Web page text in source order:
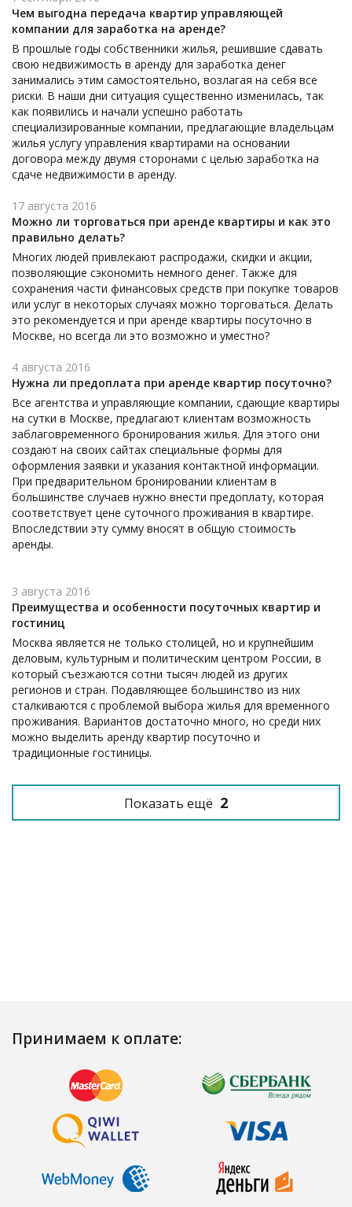
Чем выгодна передача квартир управляющей
компании для заработка на аренде?
В прошлые годы собственники жилья, решившие сдавать
свою недвижимость в аренду для заработка денег
занимались этим самостоятельно, возлагая на себя все
риски. В наши дни ситуация существенно изменилась, так
как появились и начали успешно работать
специализированные компании, предлагающие владельцам
жилья услугу управления квартирами на основании
договора между двумя сторонами с целью заработка на
сдаче недвижимости в аренду.
17 августа 2016
Можно ли торговаться при аренде квартиры и как это
правильно делать?
Многих людей привлекают распродажи, скидки и акции,
позволяющие сэкономить немного денег. Также для
сохранения части финансовых средств при покупке товаров
или услуг в некоторых случаях можно торговаться. Делать
это рекомендуется и при аренде квартиры посуточно в
Москве, но всегда ли это возможно и уместно?
4 августа 2016
Нужна ли предоплата при аренде квартир посуточно?
Все агентства и управляющие компании, сдающие квартиры
на сутки в Москве, предлагают клиентам возможность
заблаговременного бронирования жилья. Для этого они
создают на своих сайтах специальные формы для
оформления заявки и указания контактной информации.
При предварительном бронировании клиентам в
большинстве случаев нужно внести предоплату, которая
соответствует цене суточного проживания в квартире.
Впоследствии эту сумму вносят в общую стоимость
аренды.
3 августа 2016
Преимущества и особенности посуточных квартир и
гостиниц
Москва является не только столицей, но и крупнейшим
деловым, культурным и политическим центром России, в
который съезжаются сотни тысяч людей из других
регионов и стран. Подавляющее большинство из них
сталкиваются с проблемой выбора жилья для временного
проживания. Вариантов достаточно много, но среди них
можно выделить аренду квартир посуточно и
традиционные гостиницы.
Показать ещё 2
Принимаем к оплате: